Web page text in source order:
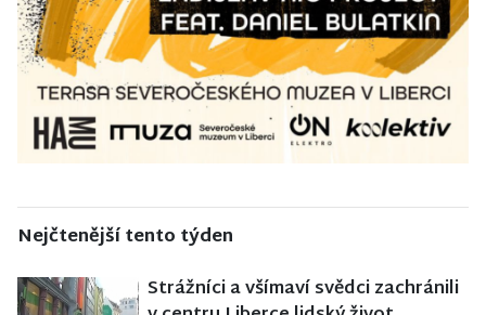
Nejčtenější tento týden
Strážníci a všímaví svědci zachránili